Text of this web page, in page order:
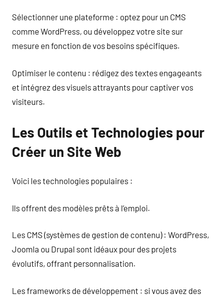
Sélectionner une plateforme : optez pour un CMS
comme WordPress, ou développez votre site sur
mesure en fonction de vos besoins spécifiques.
Optimiser le contenu : rédigez des textes engageants
et intégrez des visuels attrayants pour captiver vos
visiteurs.
Les Outils et Technologies pour
Créer un Site Web
Voici les technologies populaires :
Ils offrent des modèles prêts à l’emploi.
Les CMS (systèmes de gestion de contenu) : WordPress,
Joomla ou Drupal sont idéaux pour des projets
évolutifs, offrant personnalisation.
Les frameworks de développement : si vous avez des